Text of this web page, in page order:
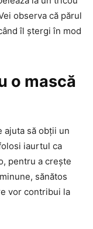
observa că părul
îl ștergi în mod
o mască
ajuta să obții un
iaurtul ca
pentru a crește
sănătos
vor contribui la